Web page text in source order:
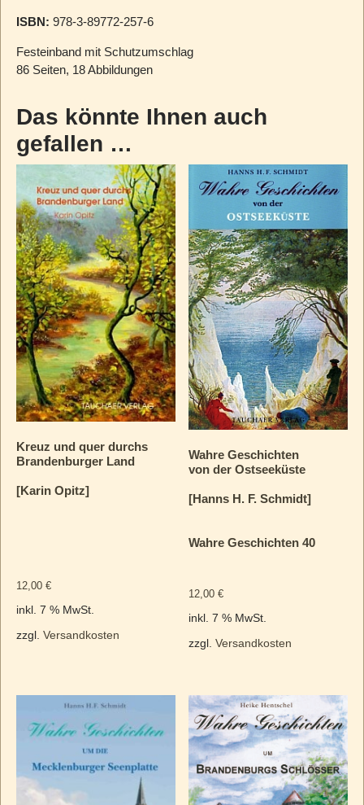
ISBN: 978-3-89772-257-6
Festeinband mit Schutzumschlag
86 Seiten, 18 Abbildungen
Das könnte Ihnen auch
gefallen …
Kreuz und quer durchs
Brandenburger Land
[Karin Opitz]
12,00 €
inkl. 7 % MwSt.
zzgl. Versandkosten
Wahre Geschichten
von der Ostseeküste
[Hanns H. F. Schmidt]
Wahre Geschichten 40
12,00€
inkl. 7 % MwSt.
zzgl.Versandkosten